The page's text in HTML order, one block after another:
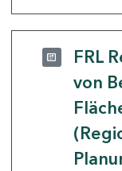
FRL
von